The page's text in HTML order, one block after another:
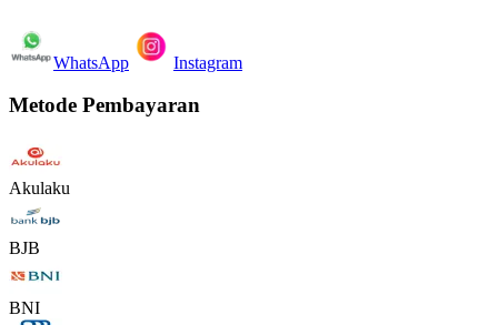
WhatsApp Instagram
Metode Pembayaran
Akulaku
BJB
BNI